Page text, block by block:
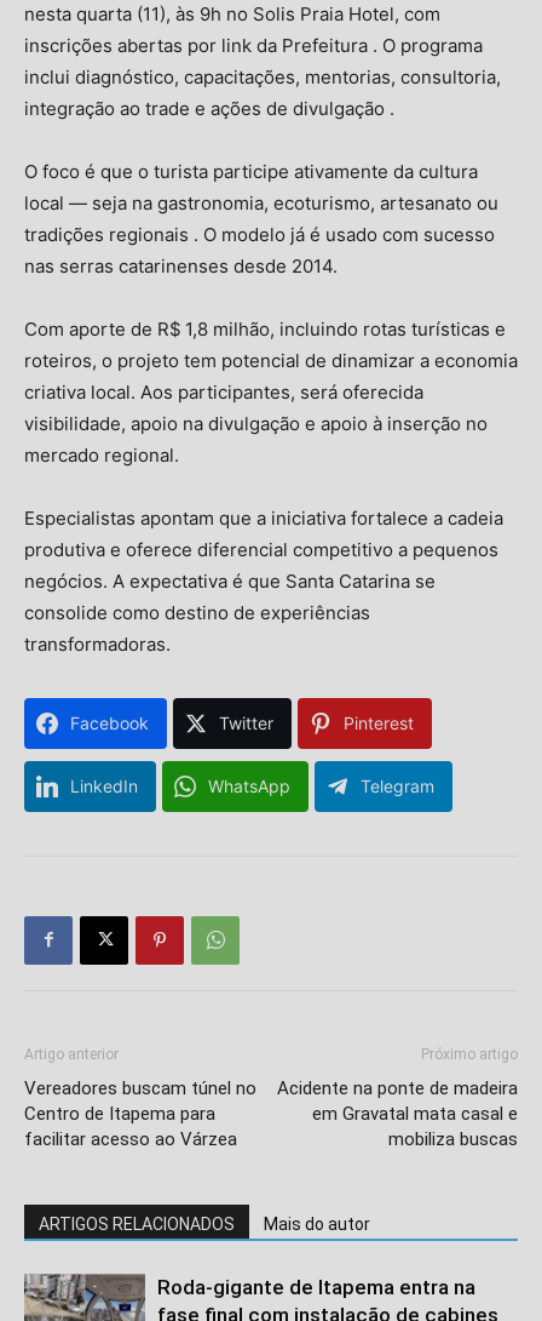
nesta quarta (11), às 9h no Solis Praia Hotel, com
inscrições abertas por link da Prefeitura . O programa
inclui diagnóstico, capacitações, mentorias, consultoria,
integração ao trade e ações de divulgação .
O foco é que o turista participe ativamente da cultura
local — seja na gastronomia, ecoturismo, artesanato ou
tradições regionais . O modelo já é usado com sucesso
nas serras catarinenses desde 2014.
Com aporte de R$ 1,8 milhão, incluindo rotas turísticas e
roteiros, o projeto tem potencial de dinamizar a economia
criativa local. Aos participantes, será oferecida
visibilidade, apoio na divulgação e apoio à inserção no
mercado regional.
Especialistas apontam que a iniciativa fortalece a cadeia
produtiva e oferece diferencial competitivo a pequenos
negócios. A expectativa é que Santa Catarina se
consolide como destino de experiências
transformadoras.
Facebook Twitter Pinterest
LinkedIn WhatsApp Telegram
Artigo anterior
Vereadores buscam túnel no
Centro de Itapema para
facilitar acesso ao Várzea
Próximo artigo
Acidente na ponte de madeira
em Gravatal mata casal e
mobiliza buscas
ARTIGOS RELACIONADOS Mais do autor
Roda-gigante de Itapema entra na
fase final com instalação de cabines